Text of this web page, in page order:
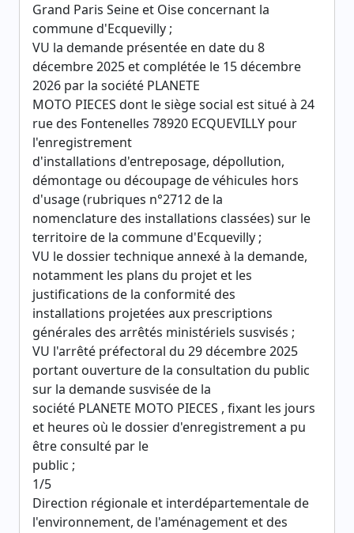
Grand Paris Seine et Oise concernant la
commune d'Ecquevilly ;
VU la demande présentée en date du 8
décembre 2025 et complétée le 15 décembre
2026 par la société PLANETE
MOTO PIECES dont le siège social est situé à 24
rue des Fontenelles 78920 ECQUEVILLY pour
l'enregistrement
d'installations d'entreposage, dépollution,
démontage ou découpage de véhicules hors
d'usage (rubriques n°2712 de la
nomenclature des installations classées) sur le
territoire de la commune d'Ecquevilly ;
VU le dossier technique annexé à la demande,
notamment les plans du projet et les
justifications de la conformité des
installations projetées aux prescriptions
générales des arrêtés ministériels susvisés ;
VU l'arrêté préfectoral du 29 décembre 2025
portant ouverture de la consultation du public
sur la demande susvisée de la
société PLANETE MOTO PIECES , fixant les jours
et heures où le dossier d'enregistrement a pu
être consulté par le
public ;
1/5
Direction régionale et interdépartementale de
l'environnement, de l'aménagement et des